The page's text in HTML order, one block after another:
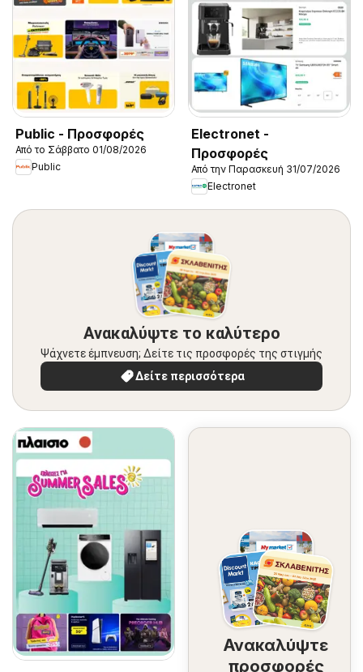
Public - Προσφορές
Από το Σάββατο 01/08/2026
Public
Electronet -
Προσφορές
Από την Παρασκευή 31/07/2026
Electronet
Ανακαλύψτε το καλύτερο
Ψάχνετε έμπνευση; Δείτε τις προσφορές της στιγμής
Δείτε περισσότερα
Ανακαλύψτε
προσφορές